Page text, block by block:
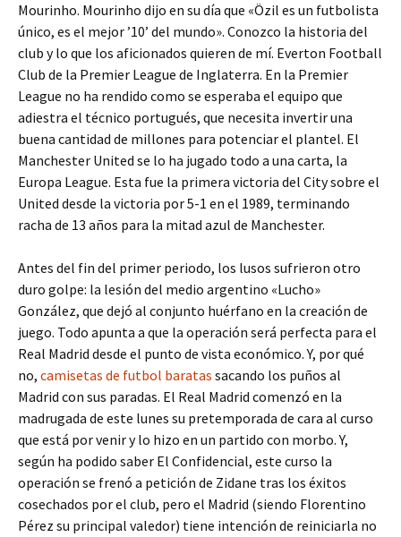
Mourinho. Mourinho dijo en su día que «Özil es un futbolista
único, es el mejor ’10’ del mundo». Conozco la historia del
club y lo que los aficionados quieren de mí. Everton Football
Club de la Premier League de Inglaterra. En la Premier
League no ha rendido como se esperaba el equipo que
adiestra el técnico portugués, que necesita invertir una
buena cantidad de millones para potenciar el plantel. El
Manchester United se lo ha jugado todo a una carta, la
Europa League. Esta fue la primera victoria del City sobre el
United desde la victoria por 5-1 en el 1989, terminando
racha de 13 años para la mitad azul de Manchester.
Antes del fin del primer periodo, los lusos sufrieron otro
duro golpe: la lesión del medio argentino «Lucho»
González, que dejó al conjunto huérfano en la creación de
juego. Todo apunta a que la operación será perfecta para el
Real Madrid desde el punto de vista económico. Y, por qué
no, camisetas de futbol baratas sacando los puños al
Madrid con sus paradas. El Real Madrid comenzó en la
madrugada de este lunes su pretemporada de cara al curso
que está por venir y lo hizo en un partido con morbo. Y,
según ha podido saber El Confidencial, este curso la
operación se frenó a petición de Zidane tras los éxitos
cosechados por el club, pero el Madrid (siendo Florentino
Pérez su principal valedor) tiene intención de reiniciarla no